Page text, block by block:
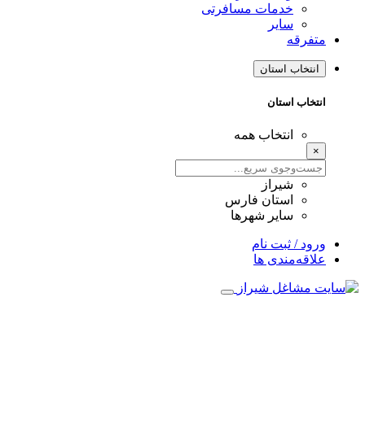
خدمات مسافرتی
سایر
متفرقه
انتخاب استان
انتخاب استان
انتخاب همه
×
شیراز
استان فارس
سایر شهرها
ورود / ثبت نام
علاقه‌مندی ها